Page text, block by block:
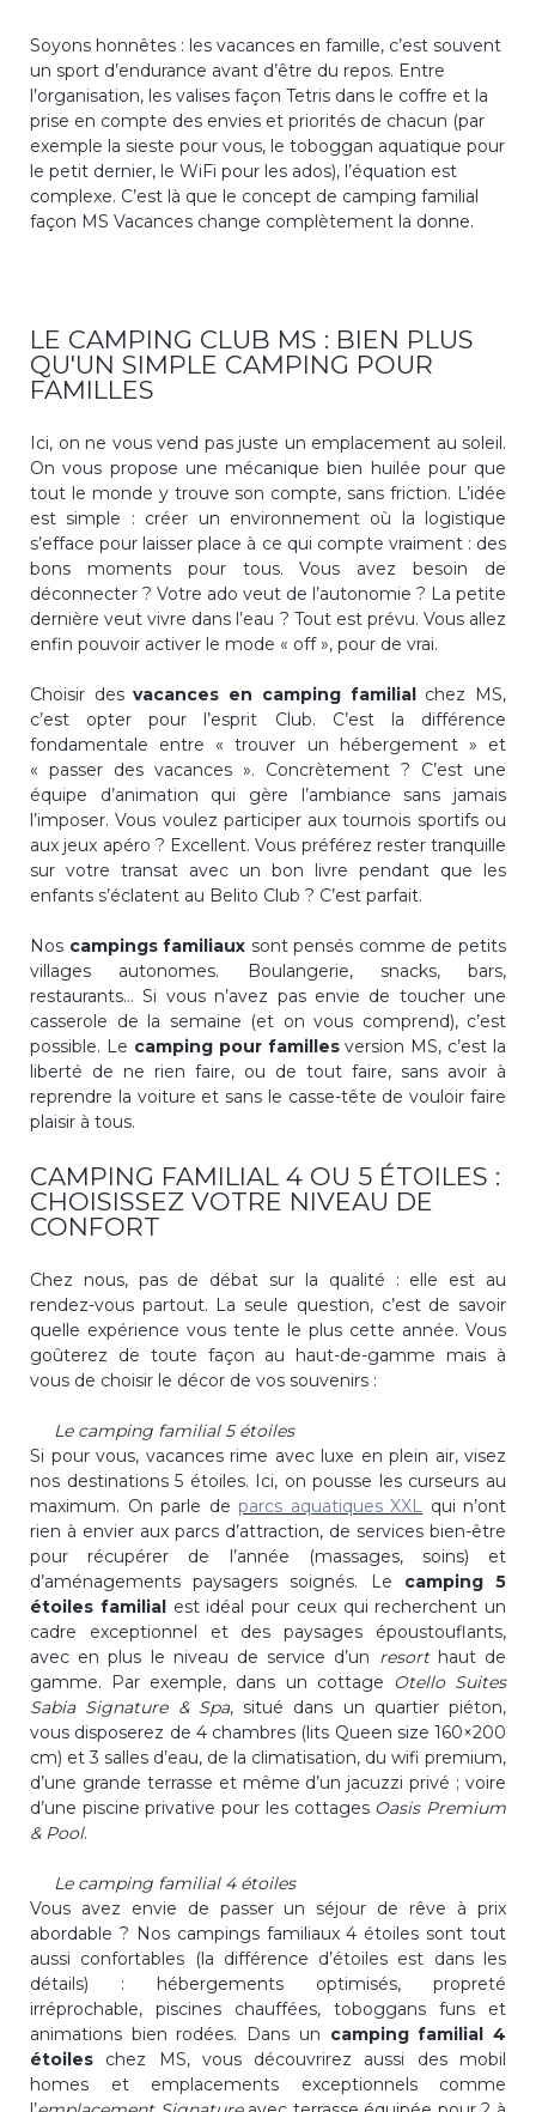
Soyons honnêtes : les vacances en famille, c’est souvent
un sport d’endurance avant d’être du repos. Entre
l’organisation, les valises façon Tetris dans le coffre et la
prise en compte des envies et priorités de chacun (par
exemple la sieste pour vous, le toboggan aquatique pour
le petit dernier, le WiFi pour les ados), l’équation est
complexe. C’est là que le concept de camping familial
façon MS Vacances change complètement la donne.
LE CAMPING CLUB MS : BIEN PLUS
QU'UN SIMPLE CAMPING POUR
FAMILLES
Ici, on ne vous vend pas juste un emplacement au soleil.
On vous propose une mécanique bien huilée pour que
tout le monde y trouve son compte, sans friction. L’idée
est simple : créer un environnement où la logistique
s’efface pour laisser place à ce qui compte vraiment : des
bons moments pour tous. Vous avez besoin de
déconnecter ? Votre ado veut de l’autonomie ? La petite
dernière veut vivre dans l’eau ? Tout est prévu. Vous allez
enfin pouvoir activer le mode « off », pour de vrai.
Choisir desvacances en camping familialchez MS,
c’est opter pour l’esprit Club. C’est la différence
fondamentale entre « trouver un hébergement » et
« passer des vacances ». Concrètement ? C’est une
équipe d’animation qui gère l’ambiance sans jamais
l’imposer. Vous voulez participer aux tournois sportifs ou
aux jeux apéro ? Excellent. Vous préférez rester tranquille
sur votre transat avec un bon livre pendant que les
enfants s’éclatent au Belito Club ? C’est parfait.
Nos campings familiaux sont pensés comme de petits
villages autonomes. Boulangerie, snacks, bars,
restaurants… Si vous n’avez pas envie de toucher une
casserole de la semaine (et on vous comprend), c’est
possible. Le camping pour famillesversion MS, c’est la
liberté de ne rien faire, ou de tout faire, sans avoir à
reprendre la voiture et sans le casse-tête de vouloir faire
plaisir à tous.
CAMPING FAMILIAL 4 OU 5 ÉTOILES :
CHOISISSEZ VOTRE NIVEAU DE
CONFORT
Chez nous, pas de débat sur la qualité : elle est au
rendez-vous partout. La seule question, c’est de savoir
quelle expérience vous tente le plus cette année. Vous
goûterez de toute façon au haut-de-gamme mais à
vous de choisir le décor de vos souvenirs :
Le camping familial 5 étoiles
Si pour vous, vacances rime avec luxe en plein air, visez
nos destinations 5 étoiles. Ici, on pousse les curseurs au
maximum. On parle de parcs aquatiques XXL qui n’ont
rien à envier aux parcs d’attraction, de services bien-être
pour récupérer de l’année (massages, soins) et
d’aménagements paysagers soignés. Le camping 5
étoiles familialest idéal pour ceux qui recherchent un
cadre exceptionnel et des paysages époustouflants,
avec en plus le niveau de service d’un resorthaut de
gamme. Par exemple, dans un cottage Otello Suites
Sabia Signature & Spa, situé dans un quartier piéton,
vous disposerez de 4 chambres (lits Queen size 160×200
cm) et 3 salles d’eau, de la climatisation, du wifi premium,
d’une grande terrasse et même d’un jacuzzi privé ; voire
d’une piscine privative pour les cottages Oasis Premium
& Pool.
Le camping familial 4 étoiles
Vous avez envie de passer un séjour de rêve à prix
abordable ? Nos campings familiaux 4 étoiles sont tout
aussi confortables (la différence d’étoiles est dans les
détails) : hébergements optimisés, propreté
irréprochable, piscines chauffées, toboggans funs et
animations bien rodées. Dans un camping familial 4
étoiles chez MS, vous découvrirez aussi des mobil
homes et emplacements exceptionnels comme